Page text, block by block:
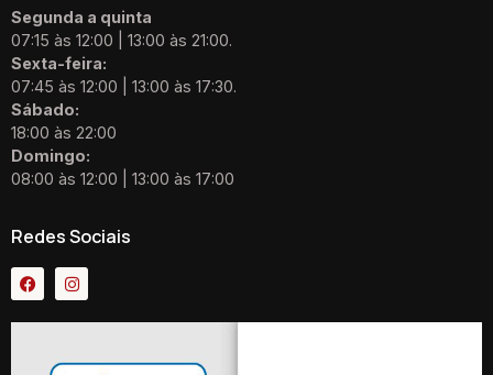
Segunda a quinta
07:15 às 12:00 | 13:00 às 21:00.
Sexta-feira:
07:45 às 12:00 | 13:00 às 17:30.
Sábado:
18:00 às 22:00
Domingo:
08:00 às 12:00 | 13:00 às 17:00
Redes Sociais